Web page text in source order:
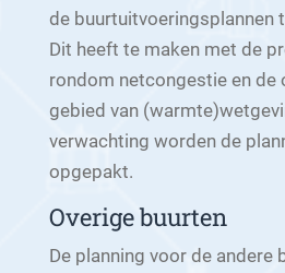
de buurtuitvoeringsplannen
Dit heeft te maken met de
rondom netcongestie en de
gebied van
verwachting worden de
opgepakt.
Overige buurten
De planning voor de andere